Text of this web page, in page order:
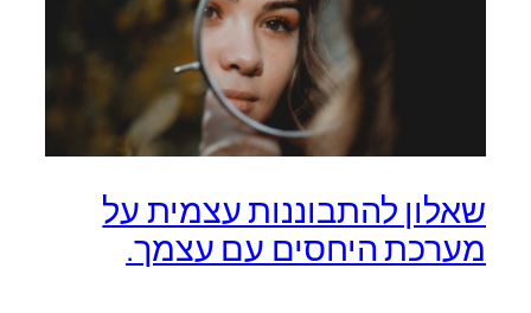
שאלון להתבוננות עצמית על
מערכת היחסים עם עצמך.